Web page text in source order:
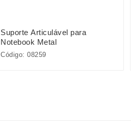
Suporte Articulável para
Notebook Metal
Código: 08259